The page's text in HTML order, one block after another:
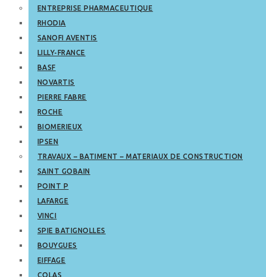
ENTREPRISE PHARMACEUTIQUE
RHODIA
SANOFI AVENTIS
LILLY-FRANCE
BASF
NOVARTIS
PIERRE FABRE
ROCHE
BIOMERIEUX
IPSEN
TRAVAUX – BATIMENT – MATERIAUX DE CONSTRUCTION
SAINT GOBAIN
POINT P
LAFARGE
VINCI
SPIE BATIGNOLLES
BOUYGUES
EIFFAGE
COLAS